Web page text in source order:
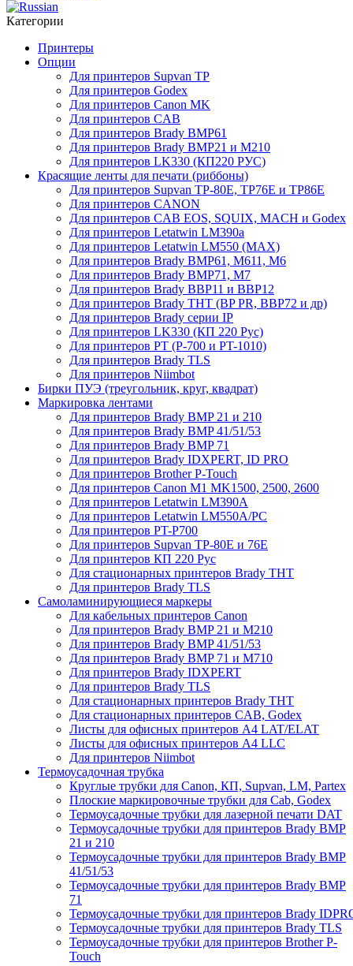
Категории
Принтеры
Опции
Для принтеров Supvan TP
Для принтеров Godex
Для принтеров Canon MK
Для принтеров CAB
Для принтеров Brady BMP61
Для принтеров Brady BMP21 и M210
Для принтеров LK330 (КП220 РУС)
Красящие ленты для печати (риббоны)
Для принтеров Supvan TP-80E, TP76E и TP86E
Для принтеров CANON
Для принтеров CAB EOS, SQUIX, MACH и Godex
Для принтеров Letatwin LM390a
Для принтеров Letatwin LM550 (MAX)
Для принтеров Brady BMP61, M611, M6
Для принтеров Brady BMP71, M7
Для принтеров Brady BBP11 и BBP12
Для принтеров Brady THT (BP PR, BBP72 и др)
Для принтеров Brady серии IP
Для принтеров LK330 (КП 220 Рус)
Для принтеров PT (P-700 и PT-1010)
Для принтеров Brady TLS
Для принтеров Niimbot
Бирки ПУЭ (треугольник, круг, квадрат)
Маркировка лентами
Для принтеров Brady BMP 21 и 210
Для принтеров Brady BMP 41/51/53
Для принтеров Brady BMP 71
Для принтеров Brady IDXPERT, ID PRO
Для принтеров Brother P-Touch
Для принтеров Canon M1 MK1500, 2500, 2600
Для принтеров Letatwin LM390A
Для принтеров Letatwin LM550A/PC
Для принтеров PT-P700
Для принтеров Supvan TP-80E и 76E
Для принтеров КП 220 Рус
Для стационарных принтеров Brady THT
Для принтеров Brady TLS
Самоламинирующиеся маркеры
Для кабельных принтеров Canon
Для принтеров Brady BMP 21 и M210
Для принтеров Brady BMP 41/51/53
Для принтеров Brady BMP 71 и M710
Для принтеров Brady IDXPERT
Для принтеров Brady TLS
Для стационарных принтеров Brady THT
Для стационарных принтеров CAB, Godex
Листы для офисных принтеров А4 LAT/ELAT
Листы для офисных принтеров А4 LLC
Для принтеров Niimbot
Термоусадочная трубка
Круглые трубки для Canon, КП, Supvan, LM, Partex
Плоские маркировочные трубки для Cab, Godex
Термоусадочные трубки для лазерной печати DAT
Термоусадочные трубки для принтеров Brady BMP
21 и 210
Термоусадочные трубки для принтеров Brady BMP
41/51/53
Термоусадочные трубки для принтеров Brady BMP
71
Термоусадочные трубки для принтеров Brady
Термоусадочные трубки для принтеров Brady TLS
Термоусадочные трубки для принтеров Brother P-
Touch